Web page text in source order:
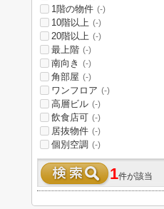
1階の物件 (-)
10階以上 (-)
20階以上 (-)
最上階 (-)
南向き (-)
角部屋 (-)
ワンフロア (-)
高層ビル (-)
飲食店可 (-)
居抜物件 (-)
個別空調 (-)
1件が該当